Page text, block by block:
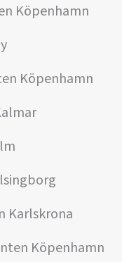
Köpenhamn
Köpenhamn
Karlskrona
Köpenhamn